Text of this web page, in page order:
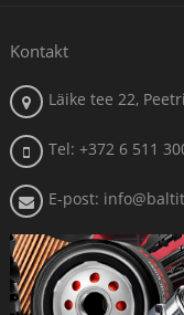
Kontakt
Läike tee 22,
Tel: +372 6 511
E-post: